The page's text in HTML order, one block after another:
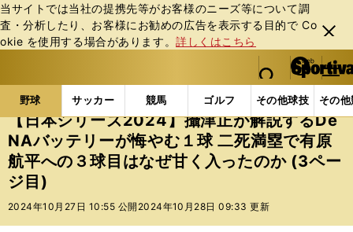
当サイトでは当社の提携先等がお客様のニーズ等について調
査・分析したり、お客様にお勧めの広告を表⽰する⽬的で Co
okie を使⽤する場合があります。詳しくはこちら
閉じ
る
web Sportiva (webスポルティーバ)
検索
マイペ
ー
ジ
メニュ
野球 サッカー 競馬 ゴルフ その他球技 その
b
ス
ポ
ル
テ
ィ
ー
バ
野球の記事一覧 プロ野球 【日本シリーズ2024】攝
【日本シリーズ2024】攝津正が解説するDe
NAバッテリーが悔やむ１球 二死満塁で有原
航平への３球目はなぜ甘く入ったのか (3ペー
ジ目)
2024年10月27日 10:55 公開 2024年10月28日 09:33 更新